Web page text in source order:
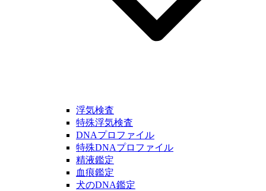
浮気検査
特殊浮気検査
DNAプロファイル
特殊DNAプロファイル
精液鑑定
血痕鑑定
犬のDNA鑑定